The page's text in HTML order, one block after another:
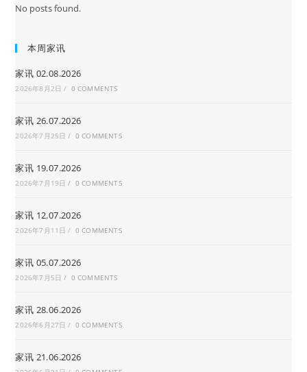
No posts found.
本周家讯
家讯 02.08.2026
2026年8月2日 / 0 COMMENTS
家讯 26.07.2026
2026年7月25日 / 0 COMMENTS
家讯 19.07.2026
2026年7月19日 / 0 COMMENTS
家讯 12.07.2026
2026年7月11日 / 0 COMMENTS
家讯 05.07.2026
2026年7月5日 / 0 COMMENTS
家讯 28.06.2026
2026年6月27日 / 0 COMMENTS
家讯 21.06.2026